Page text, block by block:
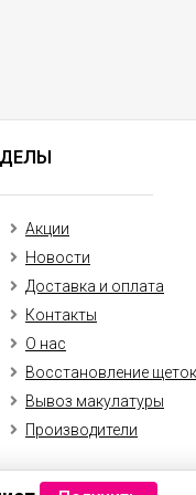
Акции
Новости
Доставка и оплата
Контакты
О нас
Восстановление щеток
Вывоз макулатуры
Производители